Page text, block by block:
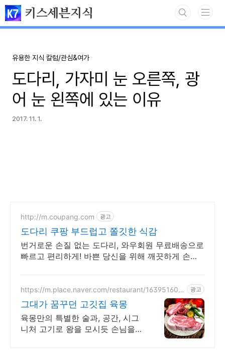
본문 바로가기
키스세븐지식
유용한 지식 칼럼/관심&여가
도다리, 가자미 눈 오른쪽, 광
어 눈 왼쪽에 있는 이유
2017. 11. 1.
http://m.coupang.com 광고
도다리 쿠팡 부드럽고 쫄깃한 식감
번거로운 손질 없는 도다리, 와우회원 무료배송으로
빠르고 편리하게! 바쁜 당신을 위해 깨끗하게 손질
https://m.place.naver.com/restaurant/163951608
광고
그대가 꿈꾸던 고깃집 육몽
육몽만의 특별한 술과, 공간, 시그
니처 고기로 왕을 모시듯 손님을